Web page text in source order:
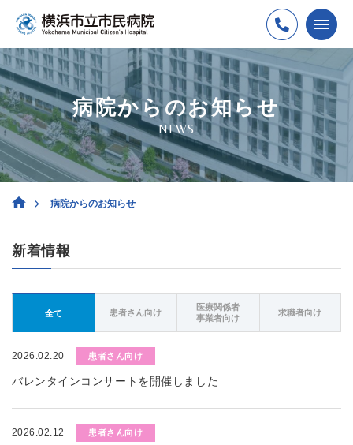
病院からのお知らせ
NEWS
病院からのお知らせ
新着情報
全て 患者さん向け
医療関係者
事業者向け
求職者向け
2026.02.20 患者さん向け
バレンタインコンサートを開催しました
2026.02.12 患者さん向け